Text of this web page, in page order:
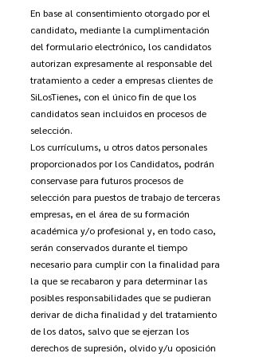
En base al consentimiento otorgado por el
candidato, mediante la cumplimentación
del formulario electrónico, los candidatos
autorizan expresamente al responsable del
tratamiento a ceder a empresas clientes de
SiLosTienes, con el único fin de que los
candidatos sean incluidos en procesos de
selección.
Los currículums, u otros datos personales
proporcionados por los Candidatos, podrán
conservase para futuros procesos de
selección para puestos de trabajo de terceras
empresas, en el área de su formación
académica y/o profesional y, en todo caso,
serán conservados durante el tiempo
necesario para cumplir con la finalidad para
la que se recabaron y para determinar las
posibles responsabilidades que se pudieran
derivar de dicha finalidad y del tratamiento
de los datos, salvo que se ejerzan los
derechos de supresión, olvido y/u oposición